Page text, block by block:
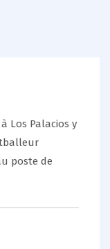
Los Palacios y
poste de